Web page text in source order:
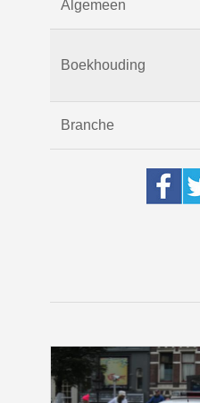
Algemeen
Boekhouding
Branche